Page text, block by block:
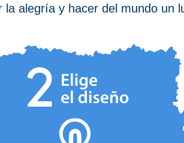
alegría y hacer del mundo un